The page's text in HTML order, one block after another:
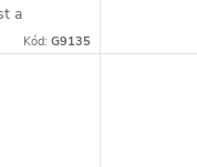
a
Kód: G9135